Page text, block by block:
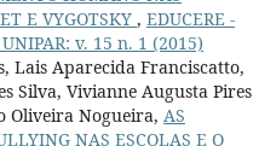
E VYGOTSKY , EDUCERE -
v. 15 n. 1 (2015)
Lais Aparecida Franciscatto,
Silva, Vivianne Augusta Pires
Oliveira Nogueira, AS
NAS ESCOLAS E O